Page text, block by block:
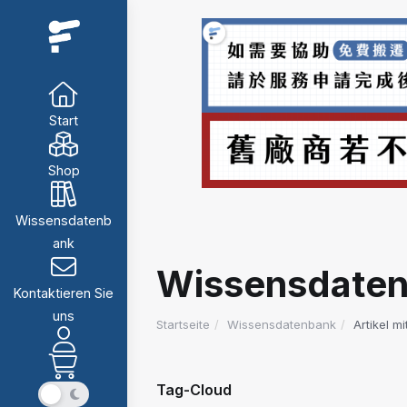
Start
Shop
Wissensdatenb
ank
Kontaktieren Sie
uns
Startseite Wissensdatenbank Artikel
Tag-Cloud